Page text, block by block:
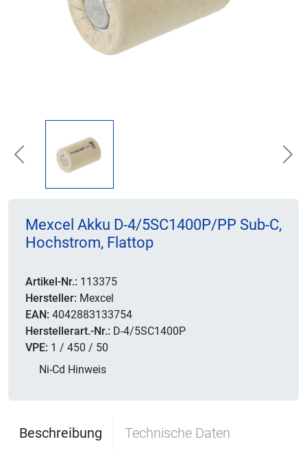
Previous
Mexcel Akku D-4/5SC1400P/PP Sub-C,
Hochstrom, Flattop
Artikel-Nr.: 113375
Hersteller: Mexcel
EAN: 4042883133754
Herstellerart.-Nr.: D-4/5SC1400P
VPE: 1 / 450 / 50
Ni-Cd Hinweis
Beschreibung Technische Daten